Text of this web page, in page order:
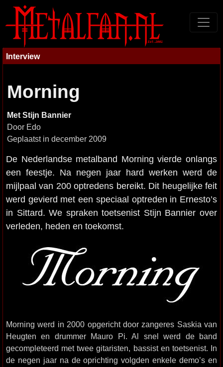
Interview
Morning
Met Stijn Bannier
Door Edo
Geplaatst in december 2009
De Nederlandse metalband Morning vierde onlangs
een feestje. Na negen jaar hard werken werd de
mijlpaal van 200 optredens bereikt. Dit heugelijke feit
werd gevierd met een speciaal optreden in Ernesto’s
in Sittard. We spraken toetsenist Stijn Bannier over
verleden, heden en toekomst.
Morning werd in 2000 opgericht door zangeres Saskia van
Heugten en drummer Mauro Pi. Al snel werd de band
gecompleteerd met twee gitaristen, bassist en toetsenist. In
de negen jaar na de oprichting volgden enkele demo’s en